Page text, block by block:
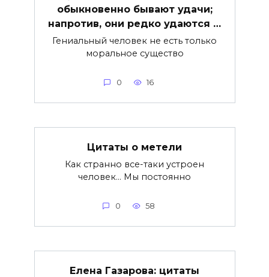
обыкновенно бывают удачи;
напротив, они редко удаются …
Гениальный человек не есть только
моральное существо
0 16
Цитаты о метели
Как странно все-таки устроен
человек… Мы постоянно
0 58
Елена Газарова: цитаты